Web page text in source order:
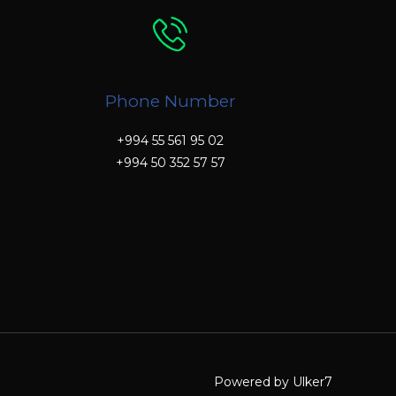
Phone Number
+994 55 561 95 02
+994 50 352 57 57
Powered by Ulker7